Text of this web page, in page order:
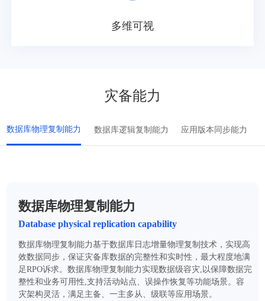
多维可视
灾备能力
数据库物理复制能力 数据库逻辑复制能力 应用版本同步能力
数据库物理复制能力
Database physical replication capability
数据库物理复制能力基于数据库日志增量物理复制技术，实现高
效数据同步，保证灾备库数据的完整性和实时性，最大程度地满
足RPO诉求。数据库物理复制能力实现数据级容灾,以保障数据完
整性和业务可用性,支持活动站点、误操作恢复等功能场景。容
灾架构灵活，满足主备、一主多从、级联等应用场景。